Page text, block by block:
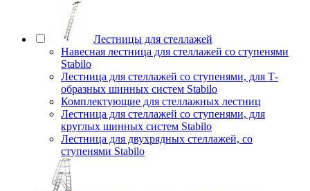
Лестницы для стеллажей
Навесная лестница для стеллажей со ступенями
Stabilo
Лестница для стеллажей со ступенями, для Т-
образных шинных систем Stabilo
Комплектующие для стеллажных лестниц
Лестница для стеллажей со ступенями, для
круглых шинных систем Stabilo
Лестница для двухрядных стеллажей, со
ступенями Stabilo